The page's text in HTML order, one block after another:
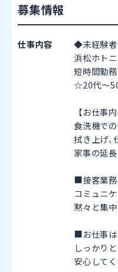
募集情報
仕事内容
◆未経験
浜松ホト
短時間勤
☆20代～
【お仕事内
食洗機で
拭き上げ､
家事の延
■接客業務
コミュニ
黙々と集
■お仕事は
しっかり
安心して